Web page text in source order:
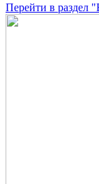
Перейти в раздел